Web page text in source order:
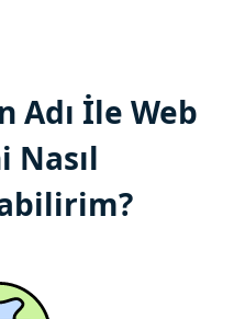
Adı İle Web
Nasıl